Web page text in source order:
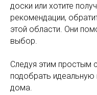
доски или хотите
рекомендации,
этой области. Они
выбор.
Следуя этим простым
подобрать идеальную
дома.